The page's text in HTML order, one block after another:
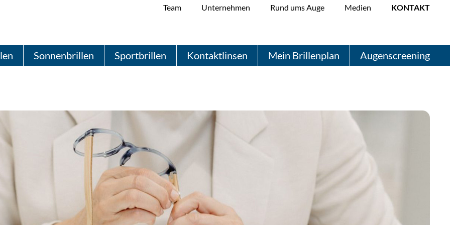
Team Unternehmen Rund ums Auge Medien KONTAKT
Sonnenbrillen Sportbrillen Kontaktlinsen Mein Brillenplan Augenscreening